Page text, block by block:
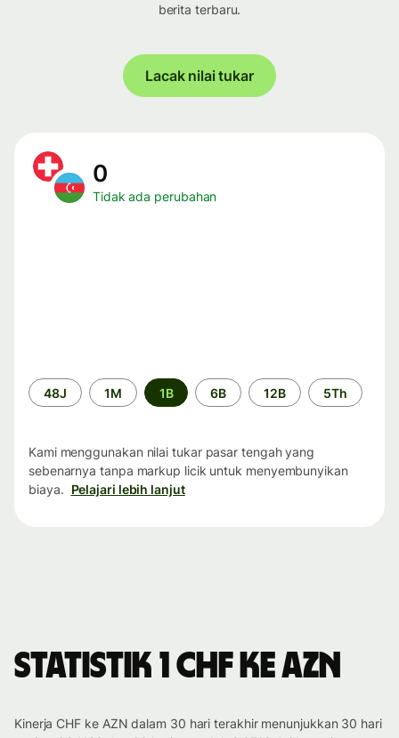
berita terbaru.
Lacak nilai tukar
0
Tidak ada perubahan
Periode
waktu
48J 1M 1B 6B 12B 5Th
Kami menggunakan nilai tukar pasar tengah yang
sebenarnya tanpa markup licik untuk menyembunyikan
biaya. Pelajari lebih lanjut
Statistik 1 CHF ke AZN
Kinerja CHF ke AZN dalam 30 hari terakhir menunjukkan 30 hari